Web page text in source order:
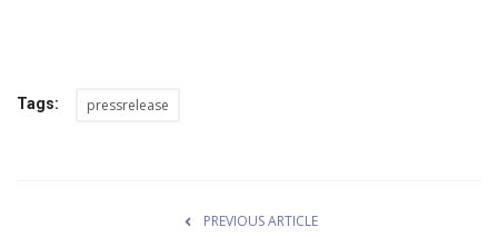
Tags: pressrelease
PREVIOUS ARTICLE